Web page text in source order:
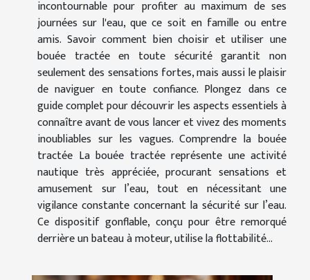
incontournable pour profiter au maximum de ses
journées sur l'eau, que ce soit en famille ou entre
amis. Savoir comment bien choisir et utiliser une
bouée tractée en toute sécurité garantit non
seulement des sensations fortes, mais aussi le plaisir
de naviguer en toute confiance. Plongez dans ce
guide complet pour découvrir les aspects essentiels à
connaître avant de vous lancer et vivez des moments
inoubliables sur les vagues. Comprendre la bouée
tractée La bouée tractée représente une activité
nautique très appréciée, procurant sensations et
amusement sur l’eau, tout en nécessitant une
vigilance constante concernant la sécurité sur l’eau.
Ce dispositif gonflable, conçu pour être remorqué
derrière un bateau à moteur, utilise la flottabilité...